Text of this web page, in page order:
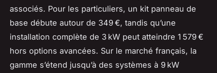
associés. Pour les particuliers, un kit panneau de
base débute autour de 349 €, tandis qu’une
installation complète de 3 kW peut atteindre 1 579 €
hors options avancées. Sur le marché français, la
gamme s’étend jusqu’à des systèmes à 9 kW